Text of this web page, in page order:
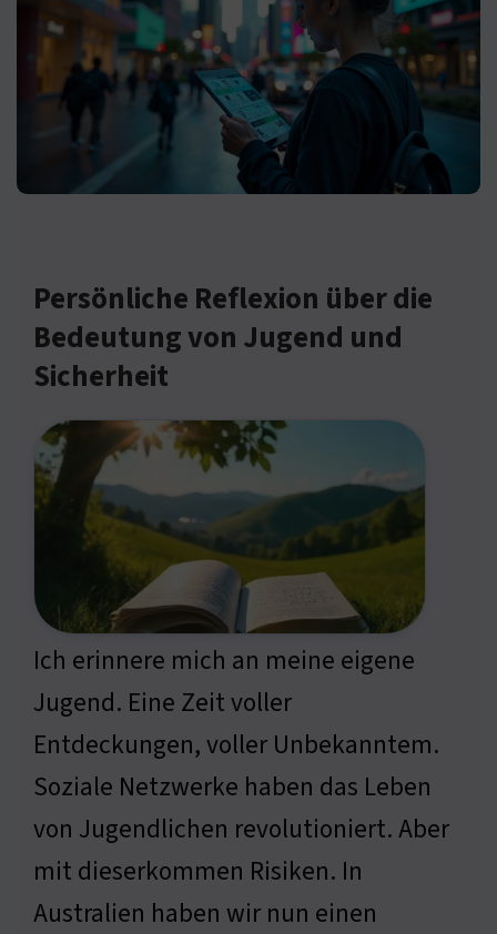
Persönliche Reflexion über die
Bedeutung von Jugend und
Sicherheit
Ich erinnere mich an meine eigene
Jugend. Eine Zeit voller
Entdeckungen, voller Unbekanntem.
Soziale Netzwerke haben das Leben
von Jugendlichen revolutioniert. Aber
mit dieserkommen Risiken. In
Australien haben wir nun einen